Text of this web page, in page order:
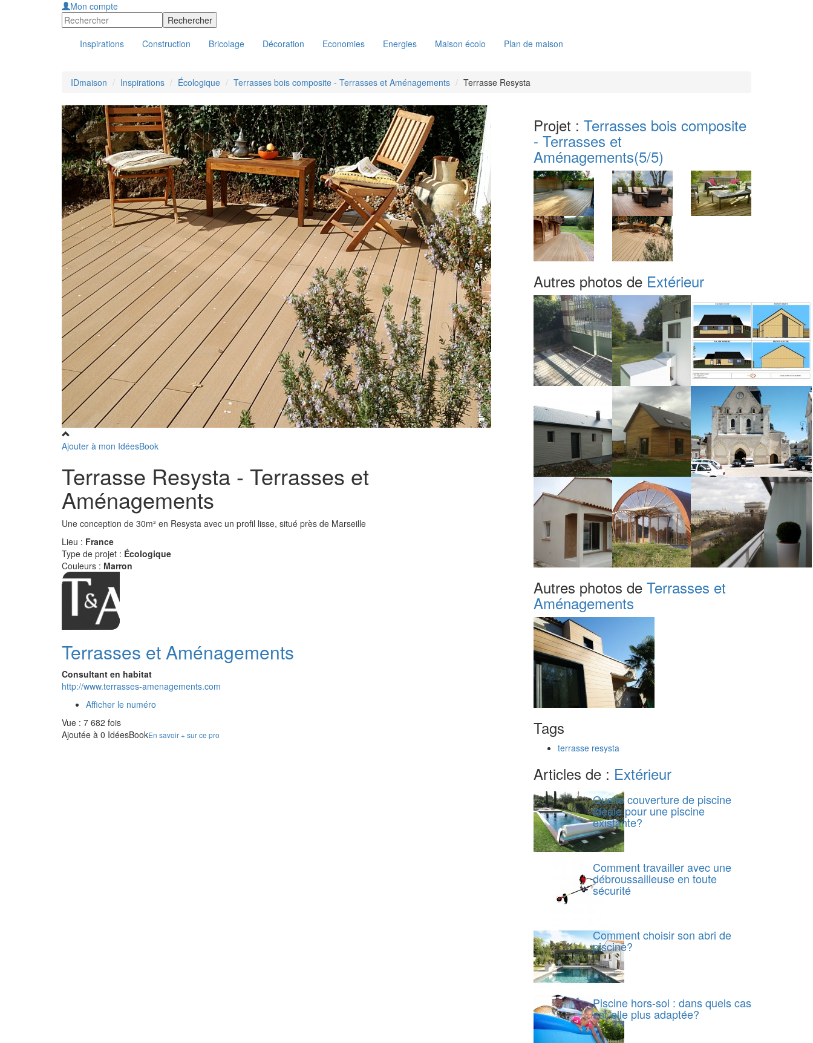
Mon compte
Inspirations Construction Bricolage Décoration Economies Energies Maison écolo Plan de maison
IDmaison Inspirations Écologique Terrasses bois composite - Terrasses et Aménagements Terrasse Resysta
Ajouter à mon IdéesBook
Terrasse Resysta - Terrasses et
Aménagements
Une conception de 30m² en Resysta avec un profil lisse, situé près de Marseille
Lieu : France
Type de projet : Écologique
Couleurs : Marron
Terrasses et Aménagements
Consultant en habitat
http://www.terrasses-amenagements.com
Afficher le numéro
Vue : 7 682 fois
Ajoutée à 0 IdéesBookEn savoir + sur ce pro
Projet : Terrasses bois composite
- Terrasses et
Aménagements(5/5)
Autres photos de Extérieur
Autres photos de Terrasses et
Aménagements
Tags
terrasse resysta
Articles de : Extérieur
Quelle couverture de piscine
idéale pour une piscine
existante?
Comment travailler avec une
débroussailleuse en toute
sécurité
Comment choisir son abri de
piscine?
Piscine hors-sol : dans quels cas
est-elle plus adaptée?